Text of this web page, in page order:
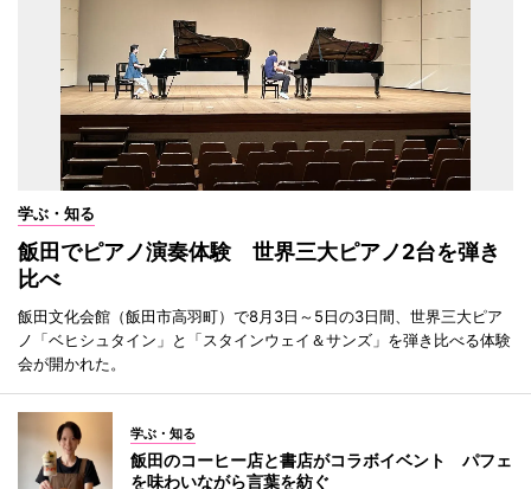
学ぶ・知る
飯田でピアノ演奏体験 世界三大ピアノ2台を弾き
比べ
飯田文化会館（飯田市高羽町）で8月3日～5日の3日間、世界三大ピア
ノ「ベヒシュタイン」と「スタインウェイ＆サンズ」を弾き比べる体験
会が開かれた。
学ぶ・知る
飯田のコーヒー店と書店がコラボイベント パフェ
を味わいながら言葉を紡ぐ